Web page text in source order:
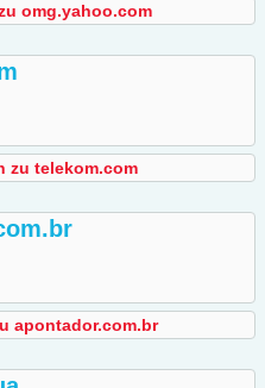
omg.yahoo.com
zu telekom.com
apontador.com.br